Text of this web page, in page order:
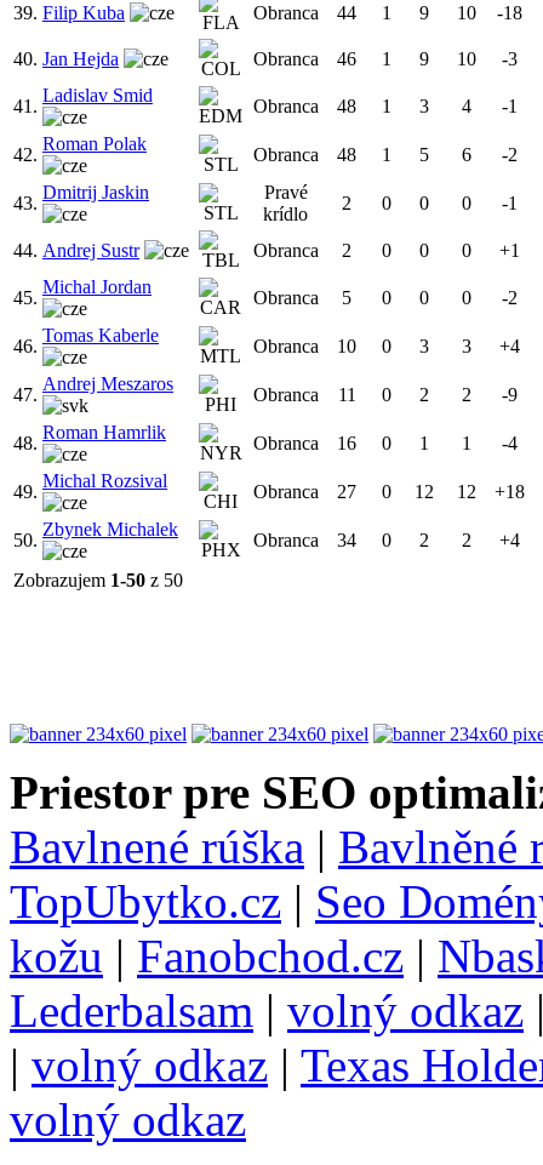
39. Filip Kuba Obranca 44 1 9 10 -18
40. Jan Hejda Obranca 46 1 9 10 -3
41.
Ladislav Smid
Obranca 48 1 3 4 -1
42.
Roman Polak
Obranca 48 1 5 6 -2
43.
Dmitrij Jaskin
Pravé
krídlo
2 0 0 0 -1
44. Andrej Sustr Obranca 2 0 0 0 +1
45.
Michal Jordan
Obranca 5 0 0 0 -2
46.
Tomas Kaberle
Obranca 10 0 3 3 +4
47.
Andrej Meszaros
Obranca 11 0 2 2 -9
48.
Roman Hamrlik
Obranca 16 0 1 1 -4
49.
Michal Rozsival
Obranca 27 0 12 12 +18
50.
Zbynek Michalek
Obranca 34 0 2 2
+4
Zobrazujem 1-50 z 50
Priestor pre SEO
Bavlnené rúška | Bavlněné
TopUbytko.cz | Seo
kožu | Fanobchod.cz |
Lederbalsam | volný odkaz
| volný odkaz | Texas
volný odkaz